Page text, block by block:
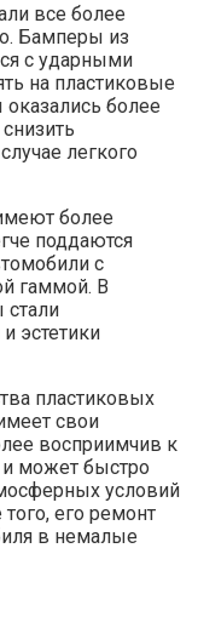
все более
Бамперы из
с ударными
на пластиковые
более
легкого
более
поддаются
с
гаммой. В
эстетики
пластиковых
свои
восприимчив к
может быстро
условий
его ремонт
в немалые